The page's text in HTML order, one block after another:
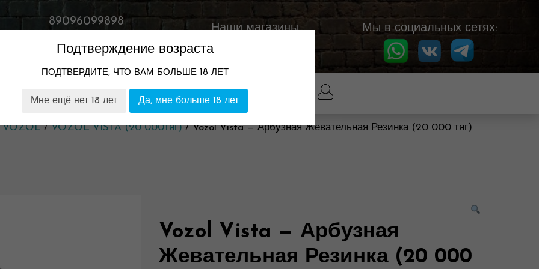
89096099898
11:00-23:00
Наши магазины Мы в социальных сетях:
НАШИ МАГАЗИНЫ ГАРАНТИЯ И ВОЗВРАТ
VOZOL/VOZOL VISTA (20 000тяг)/ Vozol Vista — Арбузная Жевательная Резинка (20 000 тяг)
Vozol Vista — Арбузная
Жевательная Резинка (20 000
Подтверждение возраста
ПОДТВЕРДИТЕ, ЧТО ВАМ БОЛЬШЕ 18 ЛЕТ
Мне ещё нет 18 лет Да, мне больше 18 лет